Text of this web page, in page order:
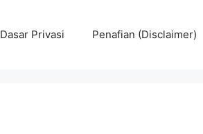
Dasar Privasi Penafian (Disclaimer)